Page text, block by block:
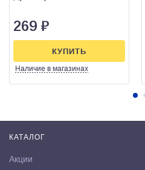
269 ₽
Наличие в магазинах
КУПИТЬ
КАТАЛОГ
Акции